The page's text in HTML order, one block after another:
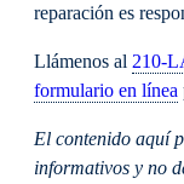
reparación es
Llámenos al 210-
formulario en línea
El contenido aquí
informativos y no